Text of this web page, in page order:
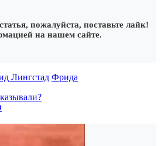
пожалуйста, поставьте лайк!
на нашем сайте.
Лингстад Фрида